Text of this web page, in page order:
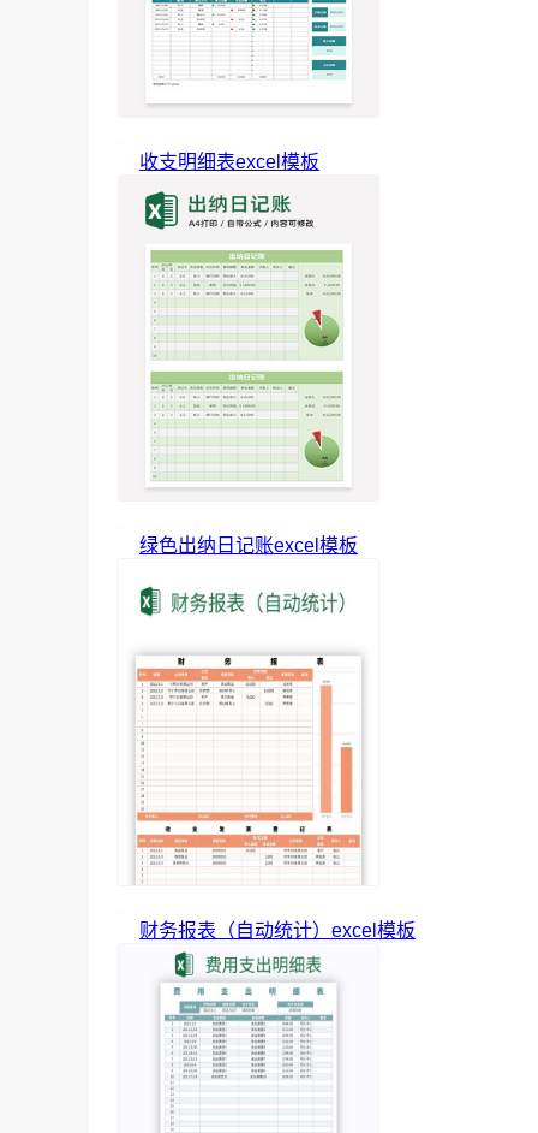
收支明细表excel模板
绿色出纳日记账excel模板
财务报表（自动统计）excel模板